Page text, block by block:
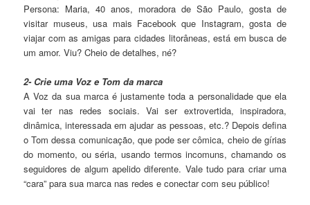
Persona: Maria, 40 anos, moradora de São Paulo, gosta de
visitar museus, usa mais Facebook que Instagram, gosta de
viajar com as amigas para cidades litorâneas, está em busca de
um amor. Viu? Cheio de detalhes, né?
2- Crie uma Voz e Tom da marca
A Voz da sua marca é justamente toda a personalidade que ela
vai ter nas redes sociais. Vai ser extrovertida, inspiradora,
dinâmica, interessada em ajudar as pessoas, etc.? Depois defina
o Tom dessa comunicação, que pode ser cômica, cheio de gírias
do momento, ou séria, usando termos incomuns, chamando os
seguidores de algum apelido diferente. Vale tudo para criar uma
“cara” para sua marca nas redes e conectar com seu público!